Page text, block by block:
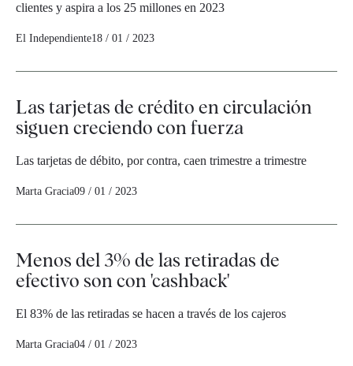
clientes y aspira a los 25 millones en 2023
El Independiente18 / 01 / 2023
Las tarjetas de crédito en circulación
siguen creciendo con fuerza
Las tarjetas de débito, por contra, caen trimestre a trimestre
Marta Gracia09 / 01 / 2023
Menos del 3% de las retiradas de
efectivo son con 'cashback'
El 83% de las retiradas se hacen a través de los cajeros
Marta Gracia04 / 01 / 2023